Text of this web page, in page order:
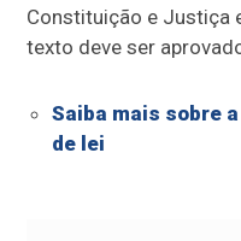
Constituição e Justiça
texto deve ser
Saiba mais sobre
de lei